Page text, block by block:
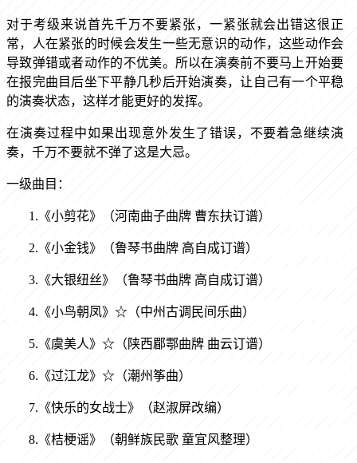
对于考级来说首先千万不要紧张，一紧张就会出错这很正
常，人在紧张的时候会发生一些无意识的动作，这些动作会
导致弹错或者动作的不优美。所以在演奏前不要马上开始要
在报完曲目后坐下平静几秒后开始演奏，让自己有一个平稳
的演奏状态，这样才能更好的发挥。
在演奏过程中如果出现意外发生了错误，不要着急继续演
奏，千万不要就不弹了这是大忌。
一级曲目：
1.《小剪花》（河南曲子曲牌 曹东扶订谱）
2.《小金钱》（鲁琴书曲牌 高自成订谱）
3.《大银纽丝》（鲁琴书曲牌 高自成订谱）
4.《小鸟朝凤》☆（中州古调民间乐曲）
5.《虞美人》☆（陕西郿鄠曲牌 曲云订谱）
6.《过江龙》☆（潮州筝曲）
7.《快乐的女战士》（赵淑屏改编）
8.《桔梗谣》（朝鲜族民歌 童宜风整理）